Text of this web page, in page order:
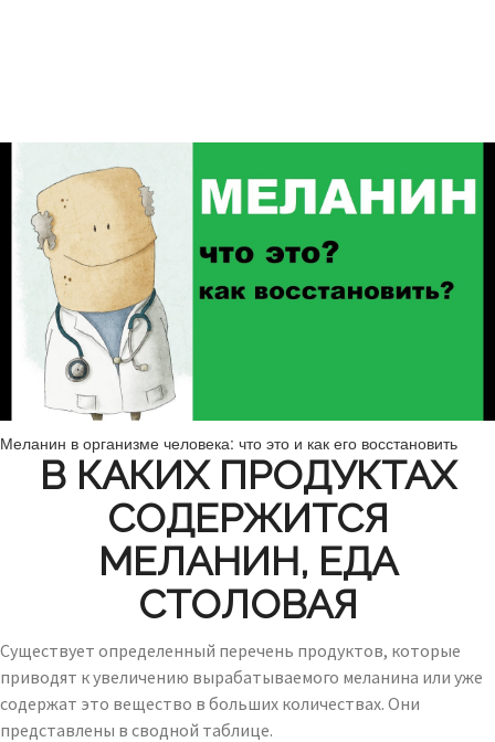
Меланин в организме человека: что это и как его восстановить
В КАКИХ ПРОДУКТАХ
СОДЕРЖИТСЯ
МЕЛАНИН, ЕДА
СТОЛОВАЯ
Существует определенный перечень продуктов, которые
приводят к увеличению вырабатываемого меланина или уже
содержат это вещество в больших количествах. Они
представлены в сводной таблице.